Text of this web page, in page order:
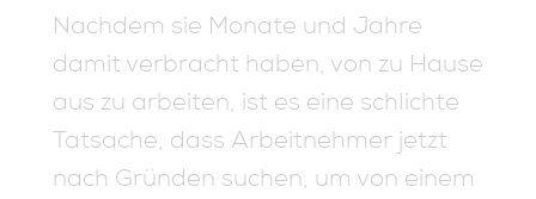
Nachdem sie Monate und Jahre
damit verbracht haben, von zu Hause
aus zu arbeiten, ist es eine schlichte
Tatsache, dass Arbeitnehmer jetzt
nach Gründen suchen, um von einem